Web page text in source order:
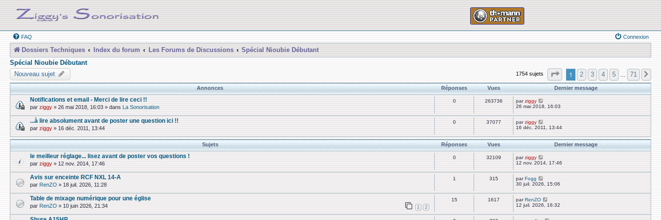
FAQ Connexion
Dossiers Techniques Index du forum Les Forums de Discussions
Spécial Nioubie Débutant
Spécial Nioubie Débutant
Nouveau sujet
1754 sujets Page sur71
1 2 3 4 5 71
Annonces Réponses Vues Dernier message
Notifications et email - Merci de lire ceci !!
par ziggy » 26 mai 2018, 16:03 » dans La Sonorisation
0 263736 parziggy
26 mai 2018, 16:03
...à lire absolument avant de poster une question ici !!
par ziggy » 16 déc. 2011, 13:44
0 37077 parziggy
16 déc. 2011, 13:44
Sujets Réponses Vues Dernier message
le meilleur réglage... lisez avant de poster vos questions !
par ziggy » 12 nov. 2014, 17:46
0 32109 parziggy
12 nov. 2014, 17:46
Avis sur enceinte RCF NXL 14-A
par RenZO » 18 juil. 2026, 11:28
1 315 parFogg
30 juil. 2026, 15:06
Table de mixage numérique pour une église
par RenZO » 10 juin 2026, 21:34 1 2
15 1617 parRenZO
12 juil. 2026, 16:32